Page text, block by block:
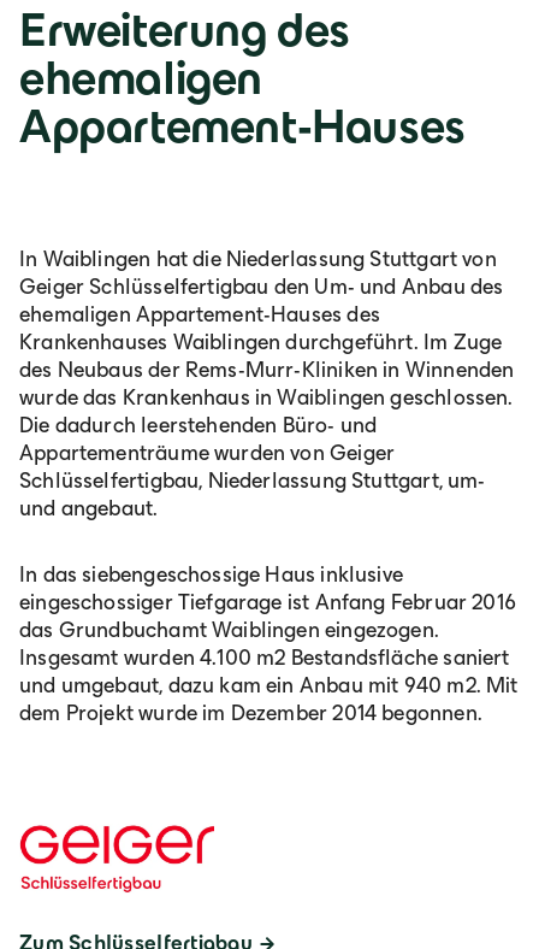
Erweiterung des
ehemaligen
Appartement-Hauses
Zum Schlüsselfertigbau
In Waiblingen hat die Niederlassung Stuttgart von
Geiger Schlüsselfertigbau den Um- und Anbau des
ehemaligen Appartement-Hauses des
Krankenhauses Waiblingen durchgeführt. Im Zuge
des Neubaus der Rems-Murr-Kliniken in Winnenden
wurde das Krankenhaus in Waiblingen geschlossen.
Die dadurch leerstehenden Büro- und
Appartementräume wurden von Geiger
Schlüsselfertigbau, Niederlassung Stuttgart, um-
und angebaut.
In das siebengeschossige Haus inklusive
eingeschossiger Tiefgarage ist Anfang Februar 2016
das Grundbuchamt Waiblingen eingezogen.
Insgesamt wurden 4.100 m2 Bestandsfläche saniert
und umgebaut, dazu kam ein Anbau mit 940 m2. Mit
dem Projekt wurde im Dezember 2014 begonnen.